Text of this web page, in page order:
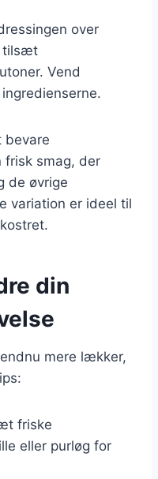
over
tilsæt
Vend
bevare
frisk smag, der
de øvrige
variation er ideel til
din
mere lækker,
friske
eller purløg for